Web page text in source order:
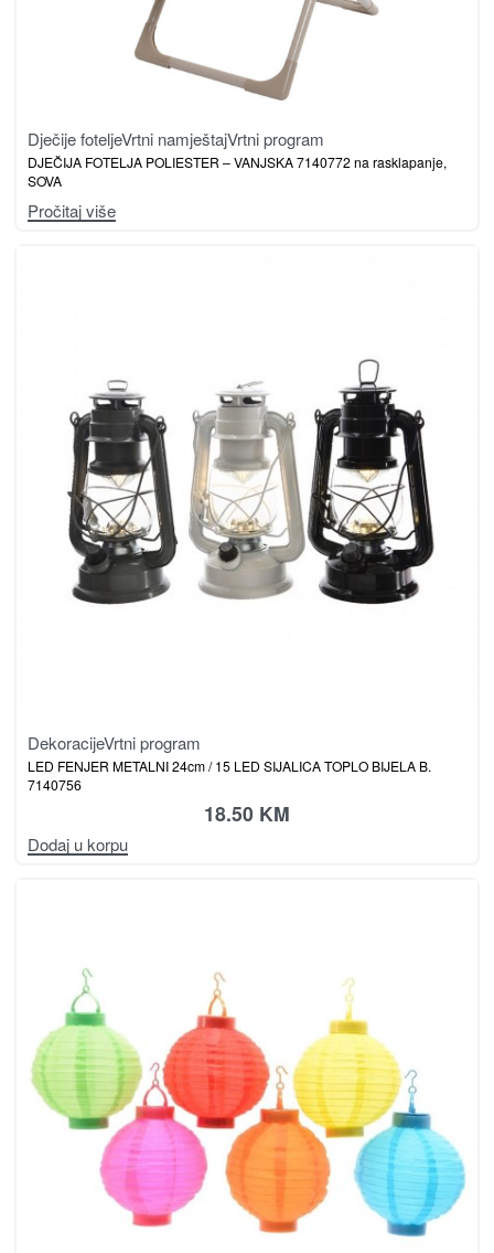
Dječije foteljeVrtni namještajVrtni program
DJEČIJA FOTELJA POLIESTER – VANJSKA 7140772 na rasklapanje,
SOVA
Pročitaj više
DekoracijeVrtni program
LED FENJER METALNI 24cm / 15 LED SIJALICA TOPLO BIJELA B.
7140756
18.50 KM
Dodaj u korpu